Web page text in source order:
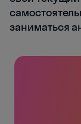
заниматься